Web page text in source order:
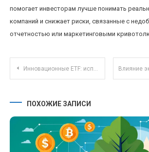
помогает инвесторам лучше понимать
компаний и снижает риски, связанные с
отчетностью или маркетинговыми
Навигация по
Инновационные ETF: использование искусственного интеллекта для управления портфелем
ПОХОЖИЕ ЗАПИСИ